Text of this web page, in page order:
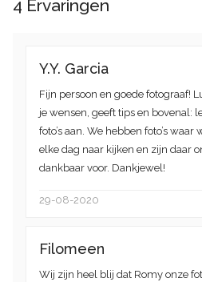
4 Ervaringen
Y.Y. Garcia
Fijn persoon en goede fotograaf!
je wensen, geeft tips en bovenal:
foto’s aan. We hebben foto’s
elke dag naar kijken en zijn daar
dankbaar voor. Dankjewel!
29-08-2020
Filomeen
Wij zijn heel blij dat Romy onze